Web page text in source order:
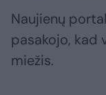
Naujienų
pasakojo, kad
miežis.